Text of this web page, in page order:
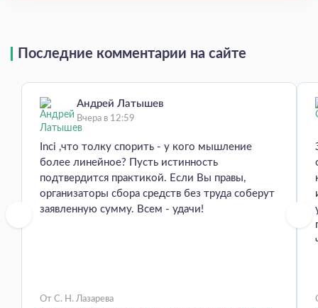
Последние комментарии на сайте
Андрей Латышев
Вчера в 12:59
Inci ,что толку спорить - у кого мышление
более линейное? Пусть истинность
подтвердится практикой. Если Вы правы,
организаторы сбора средств без труда соберут
заявленную сумму. Всем - удачи!
От С. Н. Лазарева